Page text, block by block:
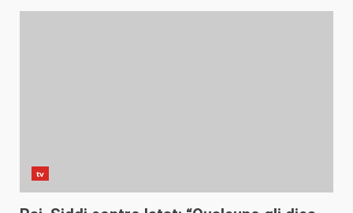
tv